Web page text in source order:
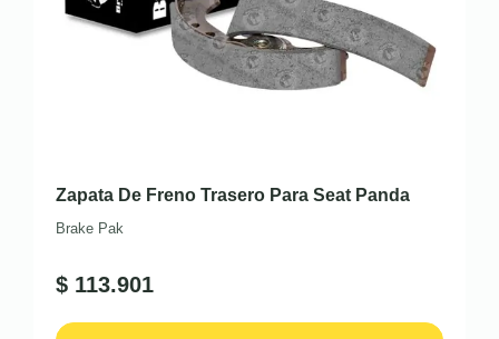
Zapata De Freno Trasero Para Seat Panda
Brake Pak
$ 113.901